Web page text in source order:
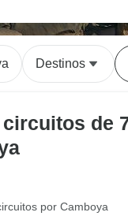
Destinos
de
por Camboya